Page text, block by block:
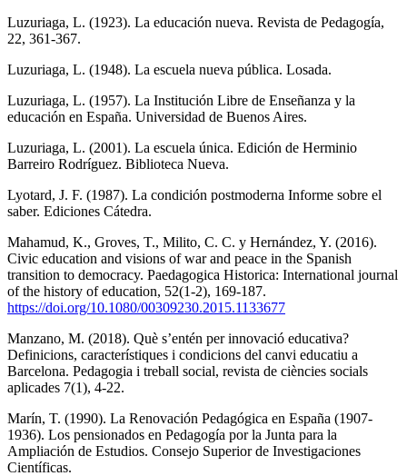
Luzuriaga, L. (1923). La educación nueva. Revista de Pedagogía,
22, 361-367.
Luzuriaga, L. (1948). La escuela nueva pública. Losada.
Luzuriaga, L. (1957). La Institución Libre de Enseñanza y la
educación en España. Universidad de Buenos Aires.
Luzuriaga, L. (2001). La escuela única. Edición de Herminio
Barreiro Rodríguez. Biblioteca Nueva.
Lyotard, J. F. (1987). La condición postmoderna Informe sobre el
saber. Ediciones Cátedra.
Mahamud, K., Groves, T., Milito, C. C. y Hernández, Y. (2016).
Civic education and visions of war and peace in the Spanish
transition to democracy. Paedagogica Historica: International journal
of the history of education, 52(1-2), 169-187.
https://doi.org/10.1080/00309230.2015.1133677
Manzano, M. (2018). Què s’entén per innovació educativa?
Definicions, característiques i condicions del canvi educatiu a
Barcelona. Pedagogia i treball social, revista de ciències socials
aplicades 7(1), 4-22.
Marín, T. (1990). La Renovación Pedagógica en España (1907-
1936). Los pensionados en Pedagogía por la Junta para la
Ampliación de Estudios. Consejo Superior de Investigaciones
Científicas.